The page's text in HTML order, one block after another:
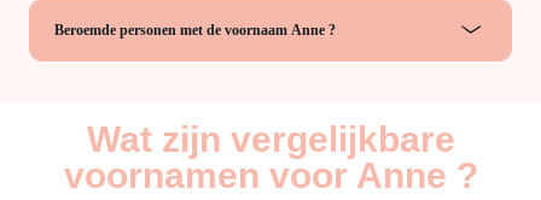
Beroemde personen met de voornaam Anne ?
Wat zijn vergelijkbare
voornamen voor Anne ?